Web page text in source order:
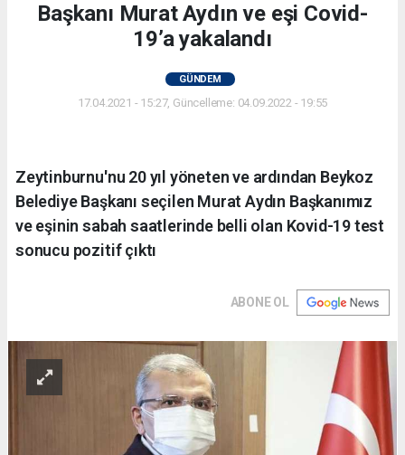
Başkanı Murat Aydın ve eşi Covid-
19’a yakalandı
GÜNDEM
17.04.2021 - 15:27, Güncelleme: 04.09.2022 - 19:55
Zeytinburnu'nu 20 yıl yöneten ve ardından Beykoz
Belediye Başkanı seçilen Murat Aydın Başkanımız
ve eşinin sabah saatlerinde belli olan Kovid-19 test
sonucu pozitif çıktı
ABONE OL